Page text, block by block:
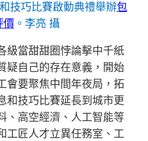
技巧比賽啟動典禮舉辦包
價 。李亮 攝
級當甜甜圈悖論擊中千紙
疑自己的存在意義，開始
會要聚焦中間年夜局，拓
和技巧比賽延長到城市更
、高空經濟、人工智能等
工匠人才立異任務室、工